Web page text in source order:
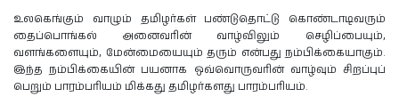
உலகெங்கும் வாழும் தமிழர்கள் பண்டுதொட்டு கொண்டாடிவரும்
தைப்பொங்கல் அனைவரின் வாழ்விலும் செழிப்பையும்,
வளங்களையும், மேன்மையையும் தரும் என்பது நம்பிக்கையாகும்.
இந்த நம்பிக்கையின் பயனாக ஒவ்வொருவரின் வாழ்வும் சிறப்புப்
பெறும் பாரம்பரியம் மிக்கது தமிழர்களது பாரம்பரியம்.